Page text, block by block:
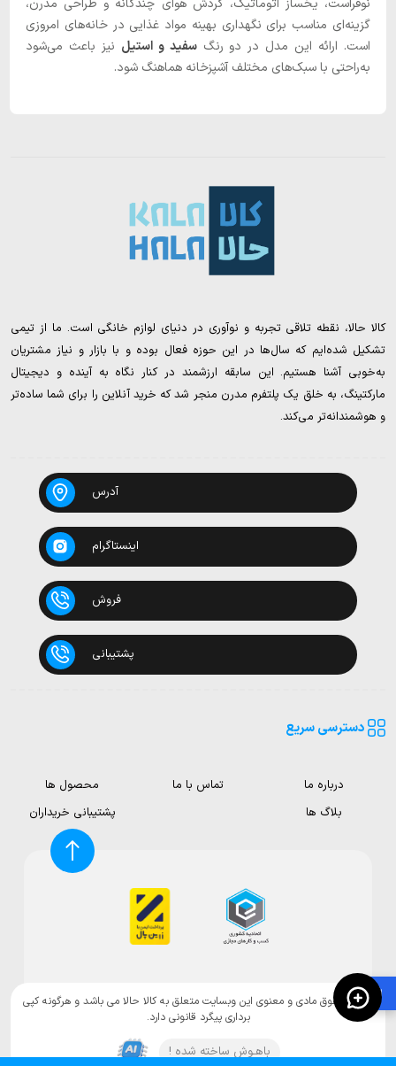
🛍️
نوفراست، یخساز اتوماتیک، گردش هوای چندگانه و طراحی مدرن،
گزینه‌ای مناسب برای نگهداری بهینه مواد غذایی در خانه‌های امروزی
است. ارائه این مدل در دو رنگسفید و استیل نیز باعث می‌شود
به‌راحتی با سبک‌های مختلف آشپزخانه هماهنگ شود.
کالا حالا، نقطه تلاقی تجربه و نوآوری در دنیای لوازم خانگی است. ما از تیمی
تشکیل شده‌ایم که سال‌ها در این حوزه فعال بوده و با بازار و نیاز مشتریان
به‌خوبی آشنا هستیم. این سابقه ارزشمند در کنار نگاه به آینده و دیجیتال
مارکتینگ، به خلق یک پلتفرم مدرن منجر شد که خرید آنلاین را برای شما ساده‌تر
و هوشمندانه‌تر می‌کند.
آدرس
اینستاگرام
فروش
پشتیبانی
دسترسی سریع
درباره ما تماس با ما
محصول ها
بلاگ ها
پشتیبانی خریداران
تمامی حقوق مادی و معنوی این وبسایت متعلق به کالا حالا می باشد و هرگونه کپی
برداری پیگرد قانونی دارد.
باهـوش ساخته شده !